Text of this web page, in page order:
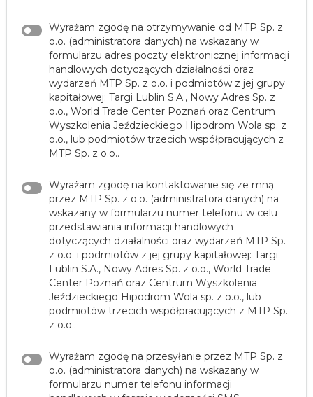
Wyrażam zgodę na otrzymywanie od MTP Sp. z
o.o. (administratora danych) na wskazany w
formularzu adres poczty elektronicznej informacji
handlowych dotyczących działalności oraz
wydarzeń MTP Sp. z o.o. i podmiotów z jej grupy
kapitałowej: Targi Lublin S.A., Nowy Adres Sp. z
o.o., World Trade Center Poznań oraz Centrum
Wyszkolenia Jeździeckiego Hipodrom Wola sp. z
o.o., lub podmiotów trzecich współpracujących z
MTP Sp. z o.o..
Wyrażam zgodę na kontaktowanie się ze mną
przez MTP Sp. z o.o. (administratora danych) na
wskazany w formularzu numer telefonu w celu
przedstawiania informacji handlowych
dotyczących działalności oraz wydarzeń MTP Sp.
z o.o. i podmiotów z jej grupy kapitałowej: Targi
Lublin S.A., Nowy Adres Sp. z o.o., World Trade
Center Poznań oraz Centrum Wyszkolenia
Jeździeckiego Hipodrom Wola sp. z o.o., lub
podmiotów trzecich współpracujących z MTP Sp.
z o.o..
Wyrażam zgodę na przesyłanie przez MTP Sp. z
o.o. (administratora danych) na wskazany w
formularzu numer telefonu informacji